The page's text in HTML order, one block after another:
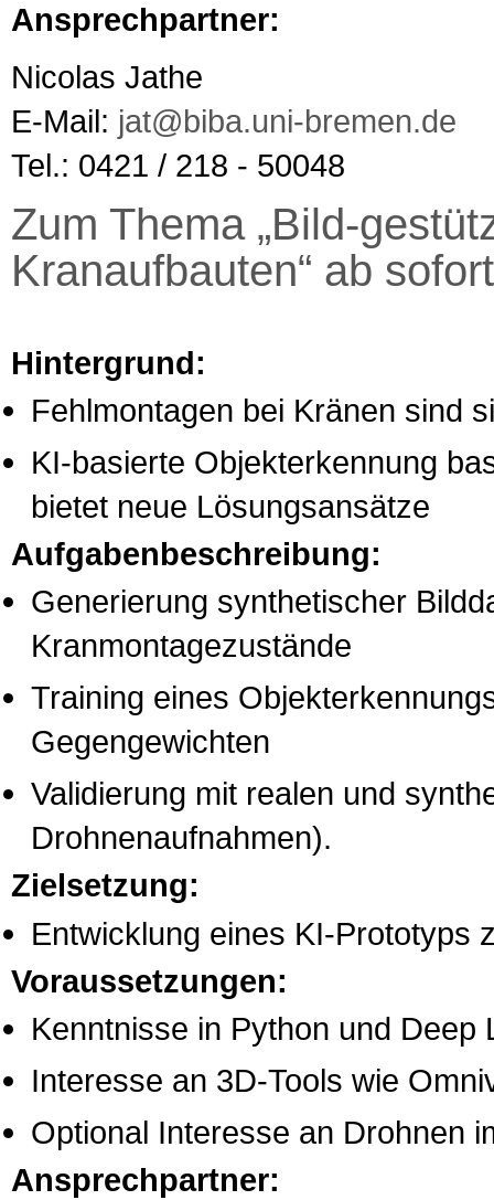
Ansprechpartner:
Nicolas Jathe
E-Mail: jat@biba.uni-bremen.de
Tel.: 0421 / 218 - 50048
Zum Thema „Bild-
Kranaufbauten“ ab
Hintergrund:
Fehlmontagen bei Kränen sind
KI-basierte Objekterkennung
bietet neue Lösungsansätze
Aufgabenbeschreibung:
Generierung synthetischer
Kranmontagezustände
Training eines
Gegengewichten
Validierung mit realen und
Drohnenaufnahmen).
Zielsetzung:
Entwicklung eines KI-Prototyps
Voraussetzungen:
Kenntnisse in Python und Deep
Interesse an 3D-Tools wie
Optional Interesse an Drohnen
Ansprechpartner: